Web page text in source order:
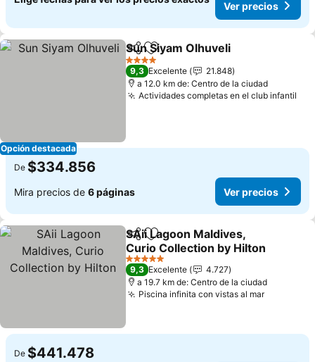
Ver precios
Opción destacada
CompartirAgregar a favoritos
Sun Siyam Olhuveli
4 Estrellas
9,3 Excelente
21.848
a 12.0 km de: Centro de la ciudad
Actividades completas en el club infantil
De $334.856
Mira precios de 6 páginas Ver precios
CompartirAgregar a favoritos
SAii Lagoon Maldives,
Curio Collection by Hilton
5 Estrellas
9,3 Excelente
4.727
a 19.7 km de: Centro de la ciudad
Piscina infinita con vistas al mar
De $441.478